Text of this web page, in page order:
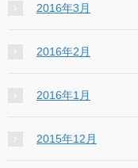
2016年3月
2016年2月
2016年1月
2015年12月